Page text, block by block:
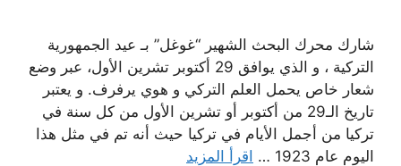
شارك محرك البحث الشهير “غوغل” بـ عيد الجمهورية
التركية ، و الذي يوافق 29 أكتوبر تشرين الأول، عبر وضع
شعار خاص يحمل العلم التركي و هوي يرفرف. و يعتبر
تاريخ الـ29 من أكتوبر أو تشرين الأول من كل سنة في
تركيا من أجمل الأيام في تركيا حيث أنه تم في مثل هذا
اليوم عام 1923 …
اقرأ المزيد